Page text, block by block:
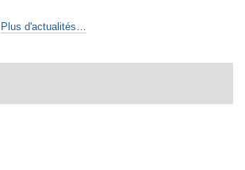
Plus d'actualités…